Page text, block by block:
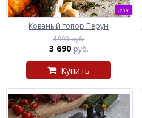
-26%
Кованый топор Перун
4 990 руб.
3 690 руб.
Купить